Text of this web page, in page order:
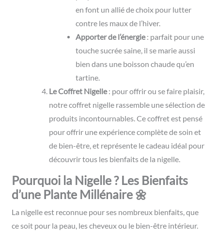
en font un allié de choix pour lutter
contre les maux de l’hiver.
Apporter de l’énergie: parfait pour une
touche sucrée saine, il se marie aussi
bien dans une boisson chaude qu’en
tartine.
Le Coffret Nigelle: pour offrir ou se faire plaisir,
notre coffret nigelle rassemble une sélection de
produits incontournables. Ce coffret est pensé
pour offrir une expérience complète de soin et
de bien-être, et représente le cadeau idéal pour
découvrir tous les bienfaits de la nigelle.
Pourquoi la Nigelle ? Les Bienfaits
d’une Plante Millénaire 🌼
La nigelle est reconnue pour ses nombreux bienfaits, que
ce soit pour la peau, les cheveux ou le bien-être intérieur.